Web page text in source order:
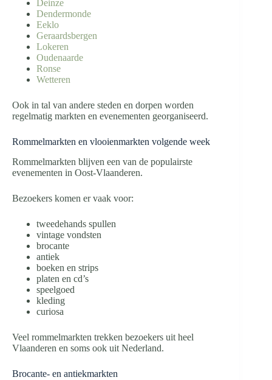
Deinze
Dendermonde
Eeklo
Geraardsbergen
Lokeren
Oudenaarde
Ronse
Wetteren
Ook in tal van andere steden en dorpen worden
regelmatig markten en evenementen georganiseerd.
Rommelmarkten en vlooienmarkten volgende week
Rommelmarkten blijven een van de populairste
evenementen in Oost-Vlaanderen.
Bezoekers komen er vaak voor:
tweedehands spullen
vintage vondsten
brocante
antiek
boeken en strips
platen en cd’s
speelgoed
kleding
curiosa
Veel rommelmarkten trekken bezoekers uit heel
Vlaanderen en soms ook uit Nederland.
Brocante- en antiekmarkten